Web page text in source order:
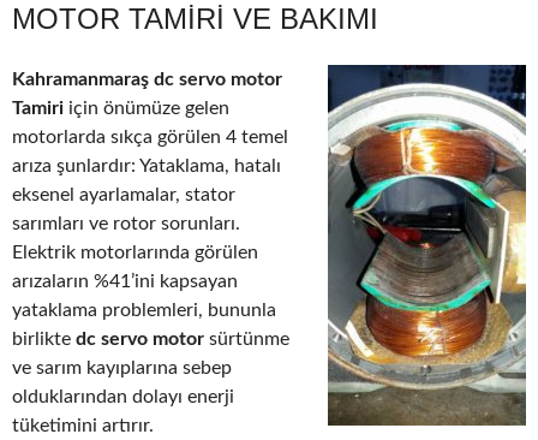
MOTOR TAMIRI VE BAKIMI
Kahramanmaraş dc servo motor
Tamiri için önümüze gelen
motorlarda sıkça görülen 4 temel
arıza şunlardır: Yataklama, hatalı
eksenel ayarlamalar, stator
sarımları ve rotor sorunları.
Elektrik motorlarında görülen
arızaların %41’ini kapsayan
yataklama problemleri, bununla
birlikte dc servo motor sürtünme
ve sarım kayıplarına sebep
olduklarından dolayı enerji
tüketimini artırır.